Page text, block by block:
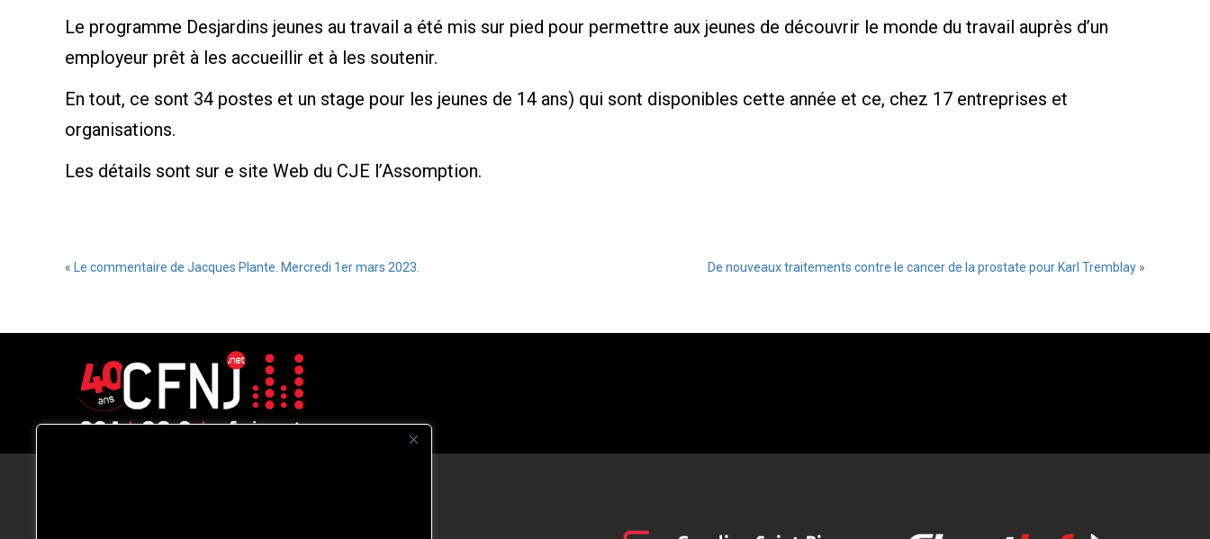
Le programme Desjardins jeunes au travail a été mis sur pied pour permettre aux jeunes de découvrir le monde du travail auprès d’un
employeur prêt à les accueillir et à les soutenir.
En tout, ce sont 34 postes et un stage pour les jeunes de 14 ans) qui sont disponibles cette année et ce, chez 17 entreprises et
organisations.
Les détails sont sur e site Web du CJE l’Assomption.
« Le commentaire de Jacques Plante. Mercredi 1er mars 2023. De nouveaux traitements contre le cancer de la prostate pour Karl Tremblay »